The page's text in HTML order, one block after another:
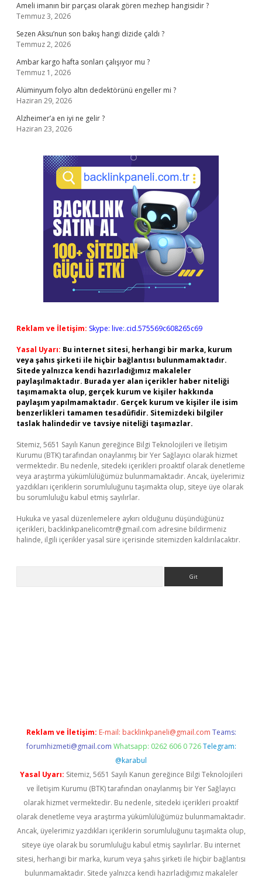
Ameli imanın bir parçası olarak gören mezhep hangisidir ?
Temmuz 3, 2026
Sezen Aksu’nun son bakış hangi dizide çaldı ?
Temmuz 2, 2026
Ambar kargo hafta sonları çalışıyor mu ?
Temmuz 1, 2026
Alüminyum folyo altın dedektörünü engeller mi ?
Haziran 29, 2026
Alzheimer’a en iyi ne gelir ?
Haziran 23, 2026
Reklam ve İletişim: Skype: live:.cid.575569c608265c69
Yasal Uyarı: Bu internet sitesi, herhangi bir marka, kurum
veya şahıs şirketi ile hiçbir bağlantısı bulunmamaktadır.
Sitede yalnızca kendi hazırladığımız makaleler
paylaşılmaktadır. Burada yer alan içerikler haber niteliği
taşımamakta olup, gerçek kurum ve kişiler hakkında
paylaşım yapılmamaktadır. Gerçek kurum ve kişiler ile isim
benzerlikleri tamamen tesadüfidir. Sitemizdeki bilgiler
taslak halindedir ve tavsiye niteliği taşımazlar.
Sitemiz, 5651 Sayılı Kanun gereğince Bilgi Teknolojileri ve İletişim
Kurumu (BTK) tarafından onaylanmış bir Yer Sağlayıcı olarak hizmet
vermektedir. Bu nedenle, sitedeki içerikleri proaktif olarak denetleme
veya araştırma yükümlülüğümüz bulunmamaktadır. Ancak, üyelerimiz
yazdıkları içeriklerin sorumluluğunu taşımakta olup, siteye üye olarak
bu sorumluluğu kabul etmiş sayılırlar.
Hukuka ve yasal düzenlemelere aykırı olduğunu düşündüğünüz
içerikleri, backlinkpanelicomtr@gmail.com adresine bildirmeniz
halinde, ilgili içerikler yasal süre içerisinde sitemizden kaldırılacaktır.
Reklam ve İletişim: E-mail: backlinkpaneli@gmail.com Teams:
forumhizmeti@gmail.com Whatsapp: 0262 606 0 726 Telegram:
@karabul
Yasal Uyarı: Sitemiz, 5651 Sayılı Kanun gereğince Bilgi Teknolojileri
ve İletişim Kurumu (BTK) tarafından onaylanmış bir Yer Sağlayıcı
olarak hizmet vermektedir. Bu nedenle, sitedeki içerikleri proaktif
olarak denetleme veya araştırma yükümlülüğümüz bulunmamaktadır.
Ancak, üyelerimiz yazdıkları içeriklerin sorumluluğunu taşımakta olup,
siteye üye olarak bu sorumluluğu kabul etmiş sayılırlar. Bu internet
sitesi, herhangi bir marka, kurum veya şahıs şirketi ile hiçbir bağlantısı
bulunmamaktadır. Sitede yalnızca kendi hazırladığımız makaleler